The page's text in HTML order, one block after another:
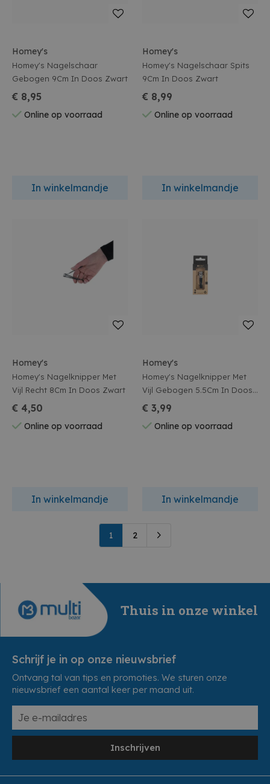
Homey's
Homey's Nagelschaar
Gebogen 9Cm In Doos Zwart
€ 8,95
Online op voorraad
In winkelmandje
Homey's
Homey's Nagelschaar Spits
9Cm In Doos Zwart
€ 8,99
Online op voorraad
In winkelmandje
Homey's
Homey's Nagelknipper Met
Vijl Recht 8Cm In Doos Zwart
€ 4,50
Online op voorraad
In winkelmandje
Homey's
Homey's Nagelknipper Met
Vijl Gebogen 5.5Cm In Doos
Zwart
€ 3,99
Online op voorraad
In winkelmandje
1 2
Thuis in onze winkel
Schrijf je in op onze nieuwsbrief
Ontvang tal van tips en promoties. We sturen onze
nieuwsbrief een aantal keer per maand uit.
Inschrijven